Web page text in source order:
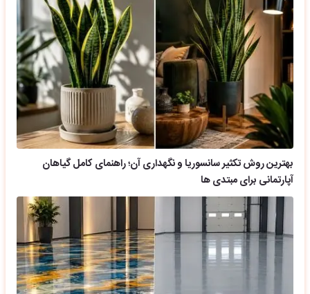
بهترین روش تکثیر سانسوریا و نگهداری آن؛ راهنمای کامل گیاهان
آپارتمانی برای مبتدی ها